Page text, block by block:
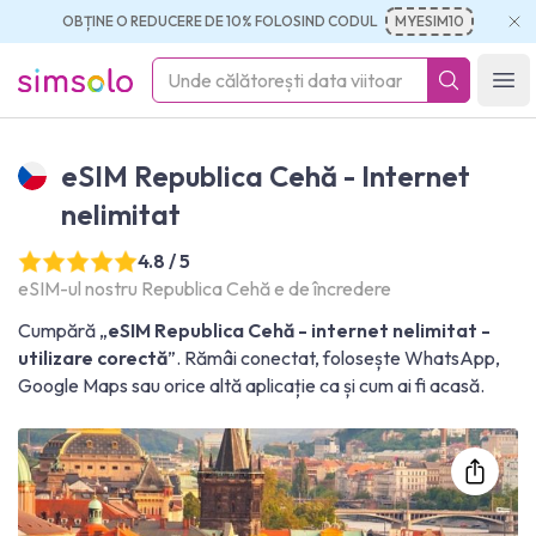
OBȚINE O REDUCERE DE 10% FOLOSIND CODUL MYESIM10
simsolo
eSIM Republica Cehă - Internet
nelimitat
4.8 / 5
eSIM-ul nostru Republica Cehă e de încredere
Cumpără „eSIM Republica Cehă - internet nelimitat -
utilizare corectă”. Rămâi conectat, folosește WhatsApp,
Google Maps sau orice altă aplicație ca și cum ai fi acasă.